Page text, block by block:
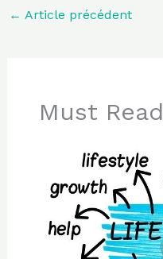
← Article précédent
Must Read